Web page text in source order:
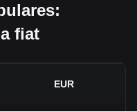
y regulaciones
repercuten
inversores en las
fiat
EUR